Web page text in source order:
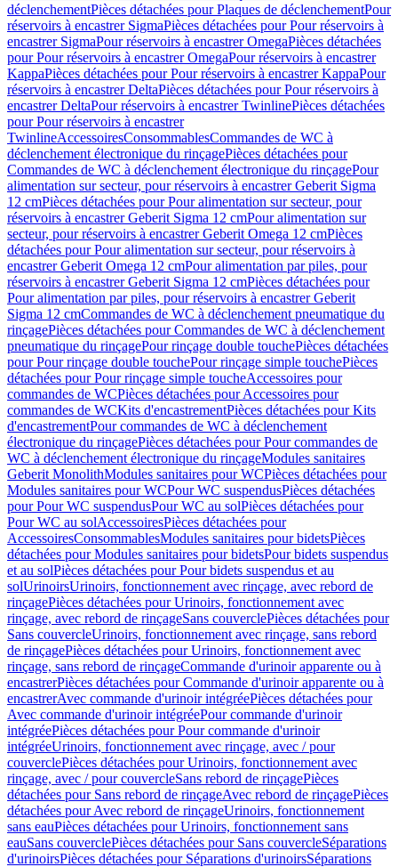
déclenchementPièces détachées pour Plaques de déclenchementPour
réservoirs à encastrer SigmaPièces détachées pour Pour réservoirs à
encastrer SigmaPour réservoirs à encastrer OmegaPièces détachées
pour Pour réservoirs à encastrer OmegaPour réservoirs à encastrer
KappaPièces détachées pour Pour réservoirs à encastrer KappaPour
réservoirs à encastrer DeltaPièces détachées pour Pour réservoirs à
encastrer DeltaPour réservoirs à encastrer TwinlinePièces détachées
pour Pour réservoirs à encastrer
TwinlineAccessoiresConsommablesCommandes de WC à
déclenchement électronique du rinçagePièces détachées pour
Commandes de WC à déclenchement électronique du rinçagePour
alimentation sur secteur, pour réservoirs à encastrer Geberit Sigma
12 cmPièces détachées pour Pour alimentation sur secteur, pour
réservoirs à encastrer Geberit Sigma 12 cmPour alimentation sur
secteur, pour réservoirs à encastrer Geberit Omega 12 cmPièces
détachées pour Pour alimentation sur secteur, pour réservoirs à
encastrer Geberit Omega 12 cmPour alimentation par piles, pour
réservoirs à encastrer Geberit Sigma 12 cmPièces détachées pour
Pour alimentation par piles, pour réservoirs à encastrer Geberit
Sigma 12 cmCommandes de WC à déclenchement pneumatique du
rinçagePièces détachées pour Commandes de WC à déclenchement
pneumatique du rinçagePour rinçage double touchePièces détachées
pour Pour rinçage double touchePour rinçage simple touchePièces
détachées pour Pour rinçage simple toucheAccessoires pour
commandes de WCPièces détachées pour Accessoires pour
commandes de WCKits d'encastrementPièces détachées pour Kits
d'encastrementPour commandes de WC à déclenchement
électronique du rinçagePièces détachées pour Pour commandes de
WC à déclenchement électronique du rinçageModules sanitaires
Geberit MonolithModules sanitaires pour WCPièces détachées pour
Modules sanitaires pour WCPour WC suspendusPièces détachées
pour Pour WC suspendusPour WC au solPièces détachées pour
Pour WC au solAccessoiresPièces détachées pour
AccessoiresConsommablesModules sanitaires pour bidetsPièces
détachées pour Modules sanitaires pour bidetsPour bidets suspendus
et au solPièces détachées pour Pour bidets suspendus et au
solUrinoirsUrinoirs, fonctionnement avec rinçage, avec rebord de
rinçagePièces détachées pour Urinoirs, fonctionnement avec
rinçage, avec rebord de rinçageSans couverclePièces détachées pour
Sans couvercleUrinoirs, fonctionnement avec rinçage, sans rebord
de rinçagePièces détachées pour Urinoirs, fonctionnement avec
rinçage, sans rebord de rinçageCommande d'urinoir apparente ou à
encastrerPièces détachées pour Commande d'urinoir apparente ou à
encastrerAvec commande d'urinoir intégréePièces détachées pour
Avec commande d'urinoir intégréePour commande d'urinoir
intégréePièces détachées pour Pour commande d'urinoir
intégréeUrinoirs, fonctionnement avec rinçage, avec / pour
couverclePièces détachées pour Urinoirs, fonctionnement avec
rinçage, avec / pour couvercleSans rebord de rinçagePièces
détachées pour Sans rebord de rinçageAvec rebord de rinçagePièces
détachées pour Avec rebord de rinçageUrinoirs, fonctionnement
sans eauPièces détachées pour Urinoirs, fonctionnement sans
eauSans couverclePièces détachées pour Sans couvercleSéparations
d'urinoirsPièces détachées pour Séparations d'urinoirsSéparations